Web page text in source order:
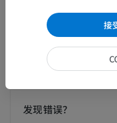
发现错误？
接